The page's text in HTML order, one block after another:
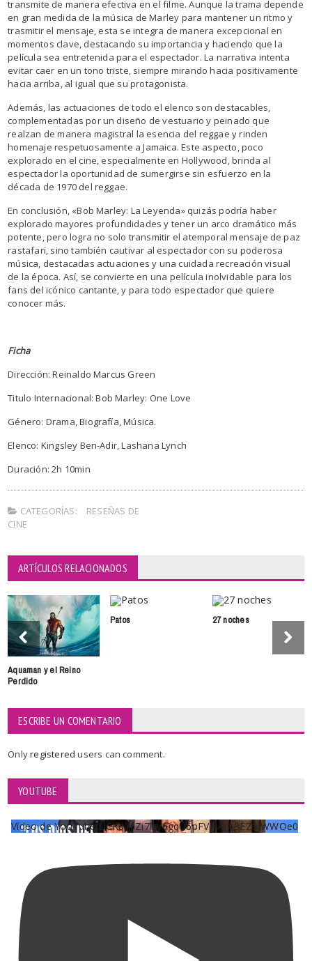
transmite de manera efectiva en el filme. Aunque la trama depende
en gran medida de la música de Marley para mantener un ritmo y
trasmitir el mensaje, esta se integra de manera excepcional en
momentos clave, destacando su importancia y haciendo que la
película sea entretenida para el espectador. La narrativa intenta
evitar caer en un tono triste, siempre mirando hacia positivamente
hacia arriba, al igual que su protagonista.
Además, las actuaciones de todo el elenco son destacables,
complementadas por un diseño de vestuario y peinado que
realzan de manera magistral la esencia del reggae y rinden
homenaje respetuosamente a Jamaica. Este aspecto, poco
explorado en el cine, especialmente en Hollywood, brinda al
espectador la oportunidad de sumergirse sin esfuerzo en la
década de 1970 del reggae.
En conclusión, «Bob Marley: La Leyenda» quizás podría haber
explorado mayores profundidades y tener un arco dramático más
potente, pero logra no solo transmitir el atemporal mensaje de paz
rastafari, sino también cautivar al espectador con su poderosa
música, destacadas actuaciones y una cuidada recreación visual
de la época. Así, se convierte en una película inolvidable para los
fans del icónico cantante, y para todo espectador que quiere
conocer más.
Ficha
Dirección: Reinaldo Marcus Green
Titulo Internacional: Bob Marley: One Love
Género: Drama, Biografía, Música.
Elenco: Kingsley Ben-Adir, Lashana Lynch
Duración: 2h 10min
CATEGORÍAS:
RESEÑAS DE
CINE
ARTÍCULOS RELACIONADOS
Aquaman y el Reino
Perdido
Patos 27 noches
ESCRIBE UN COMENTARIO
Onlyregisteredusers can comment.
YOUTUBE
Vídeo de YouTube UCKqYjiZi7lzy6gqU6pFVFiA_A3EZ9JWWOe0